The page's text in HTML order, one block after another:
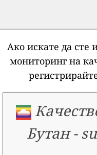
Ако искате да сте
мониторинг на
Бутан-